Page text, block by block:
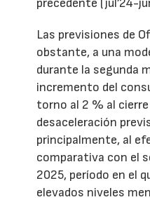
Las previsiones de
obstante, a una
durante la segunda
incremento del
torno al 2 % al
desaceleración
principalmente, al
comparativa con el
2025, período en el
elevados niveles